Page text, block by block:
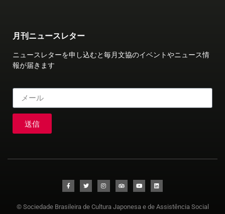
月刊ニュースレター
ニュースレターを申し込むと毎月文協のイベントやニュース情
報が届きます
送信
© Sociedade Brasileira de Cultura Japonesa e de Assistência Social